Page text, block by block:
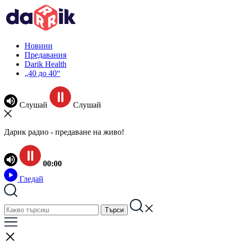
Новини
Предавания
Darik Health
„40 до 40“
Слушай Слушай
Дарик радио - предаване на живо!
00:00
Гледай